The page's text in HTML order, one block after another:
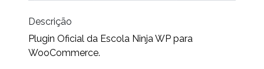
Descrição
Plugin Oficial da Escola Ninja WP para
WooCommerce.